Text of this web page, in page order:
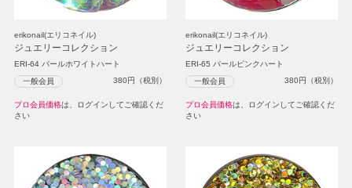
erikonail(エリコネイル)
ジュエリーコレクション
ERI-64 パールホワイトハート
一般会員 380円（税別）
プロ会員価格は、ログインしてご確認くだ
さい
erikonail(エリコネイル)
ジュエリーコレクション
ERI-65 パールピンクハート
一般会員 380円（税別）
プロ会員価格は、ログインしてご確認くだ
さい